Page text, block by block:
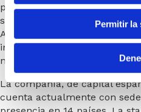
Permitir la
personalizado (Personal
solución integral para la
Además, de gestionar las
incentivos, congresos y
necesite.
La compañía, de capital
cuenta actualmente con